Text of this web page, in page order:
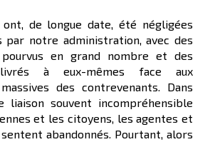
ont, de longue date, été négligées
par notre administration, avec des
en grand nombre et des
livrés à eux-mêmes face aux
des contrevenants. Dans
liaison souvent incompréhensible
et les citoyens, les agentes et
abandonnés. Pourtant, alors